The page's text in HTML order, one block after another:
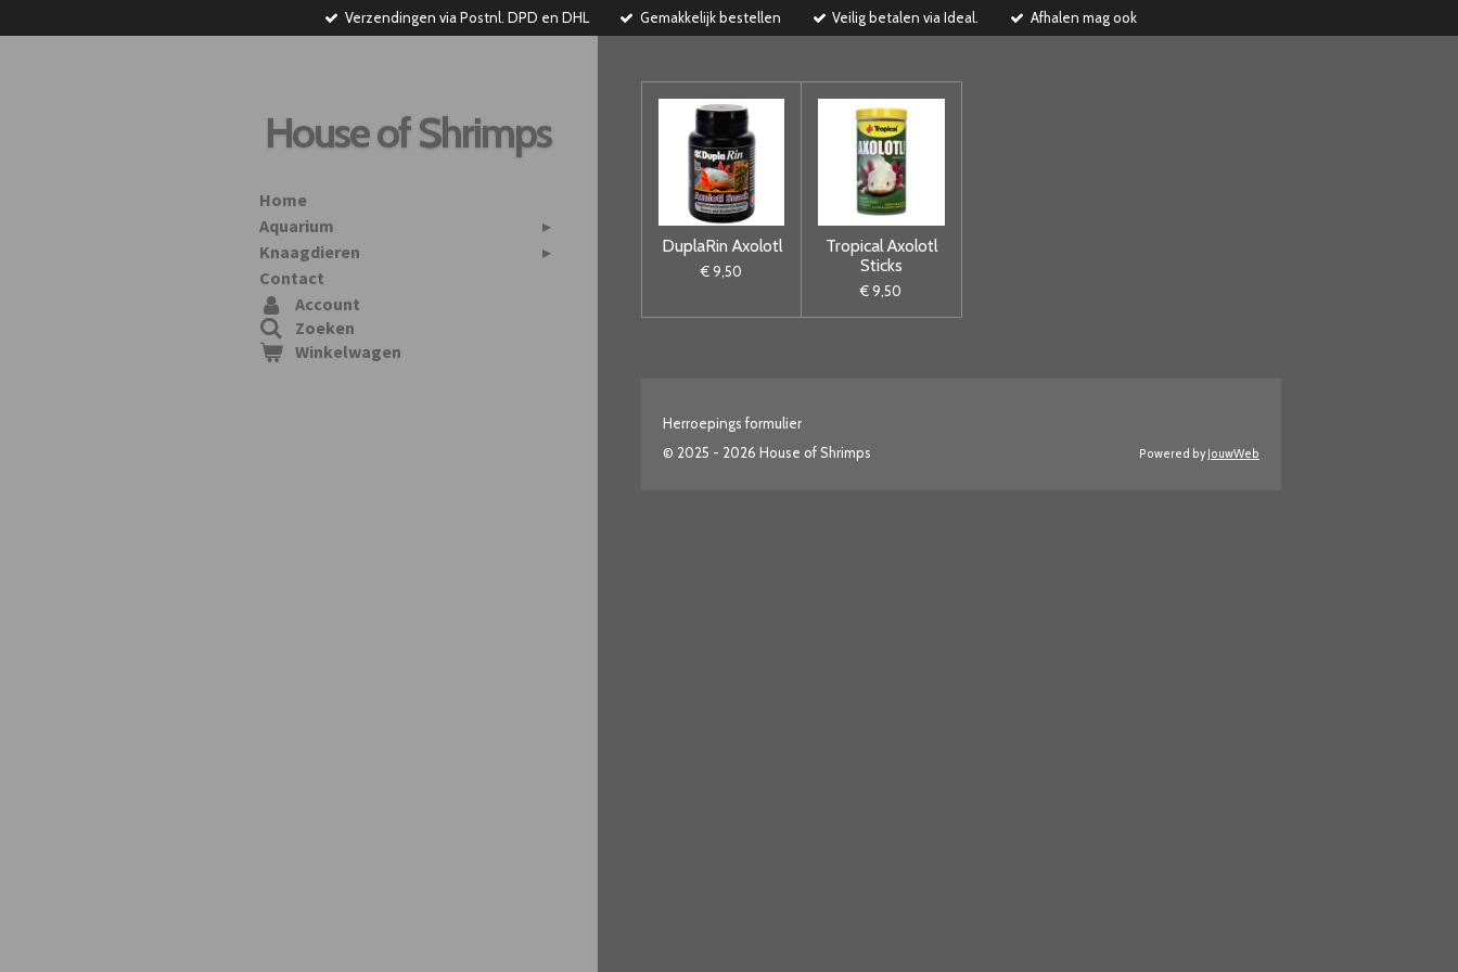
direct
Verzendingen via Postnl. DPD en DHL Gemakkelijk bestellen Veilig betalen via Ideal. Afhalen mag ook
DuplaRin Axolotl
€ 9,50
Tropical Axolotl
Sticks
€ 9,50
Herroepings formulier
© 2025 - 2026 House of Shrimps
Powered byJouwWeb
House of Shrimps
Home
Aquarium
Knaagdieren
Contact
Account
Zoeken
Winkelwagen